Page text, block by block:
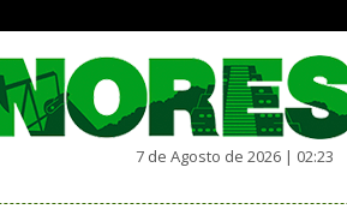
7 de Agosto de 2026 | 02:23